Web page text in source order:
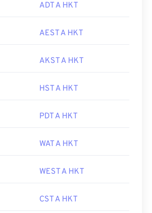
ADT A HKT
AEST A HKT
AKST A HKT
HST A HKT
PDT A HKT
WAT A HKT
WEST A HKT
CST A HKT